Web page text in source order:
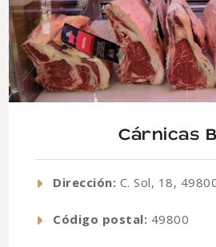
Cárnicas
Dirección: C. Sol, 18,
Código postal: 49800